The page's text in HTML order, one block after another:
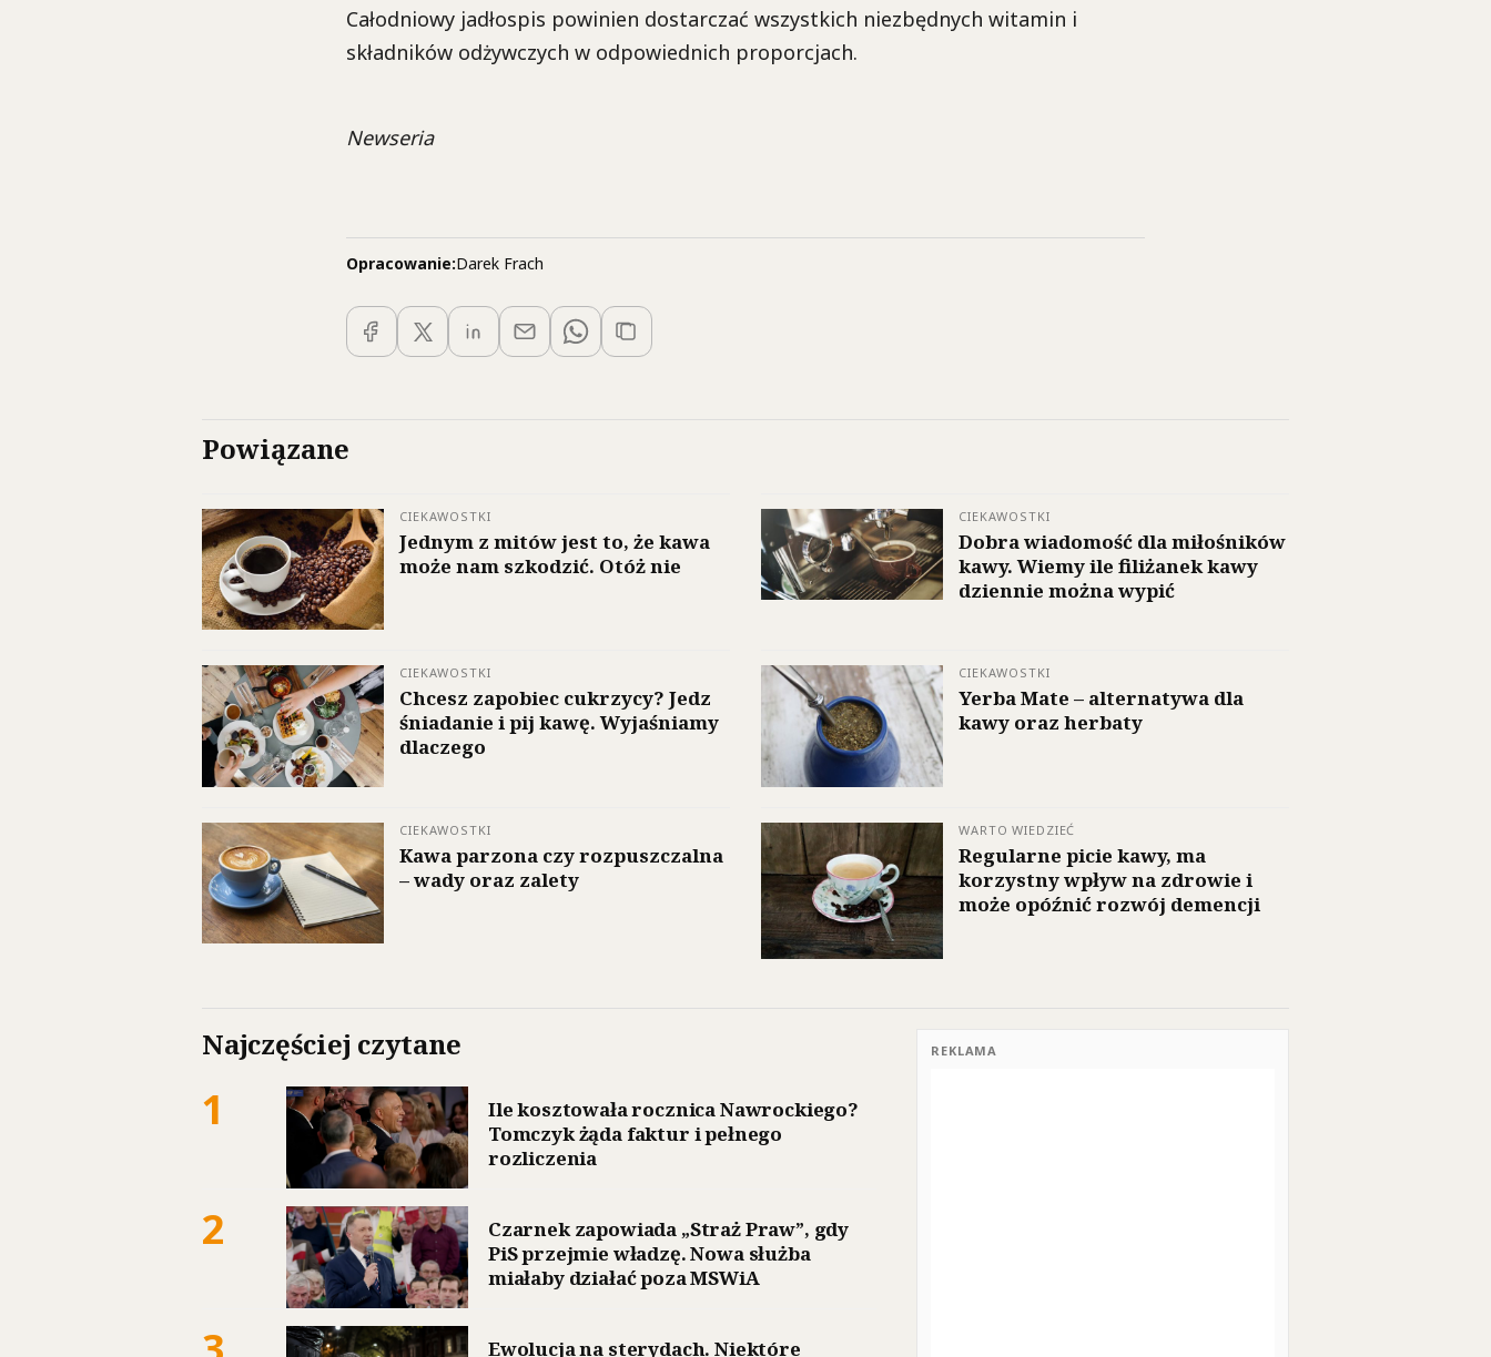
Całodniowy jadłospis powinien dostarczać wszystkich niezbędnych witamin i
składników odżywczych w odpowiednich proporcjach.
Newseria
Opracowanie:Darek Frach
Powiązane
CIEKAWOSTKI
Jednym z mitów jest to, że kawa
może nam szkodzić. Otóż nie
CIEKAWOSTKI
Dobra wiadomość dla miłośników
kawy. Wiemy ile filiżanek kawy
dziennie można wypić
CIEKAWOSTKI
Chcesz zapobiec cukrzycy? Jedz
śniadanie i pij kawę. Wyjaśniamy
dlaczego
CIEKAWOSTKI
Yerba Mate – alternatywa dla
kawy oraz herbaty
CIEKAWOSTKI
Kawa parzona czy rozpuszczalna
– wady oraz zalety
WARTO WIEDZIEĆ
Regularne picie kawy, ma
korzystny wpływ na zdrowie i
może opóźnić rozwój demencji
Najczęściej czytane
1
Ile kosztowała rocznica Nawrockiego?
Tomczyk żąda faktur i pełnego
rozliczenia
2
Czarnek zapowiada „Straż Praw”, gdy
PiS przejmie władzę. Nowa służba
miałaby działać poza MSWiA
Ewolucja na sterydach. Niektóre
REKLAMA